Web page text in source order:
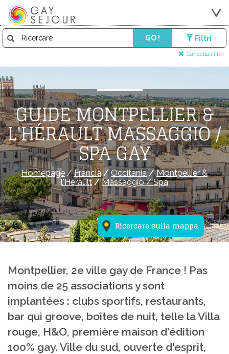
GO ! Filtri
Cancella i filtri
Ricercare sulla mappa
GUIDE MONTPELLIER &
L'HÉRAULT MASSAGGIO /
SPA GAY
Homepage /Francia /Occitania/Montpellier &
l'Hérault/Massaggio / Spa
Montpellier, 2e ville gay de France ! Pas
moins de 25 associations y sont
implantées : clubs sportifs, restaurants,
bar qui groove, boîtes de nuit, telle la Villa
rouge, H&O, première maison d'édition
100% gay. Ville du sud, ouverte d'esprit,